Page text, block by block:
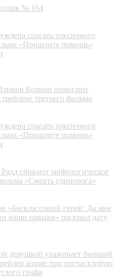
№ 164
спасать токсичного
«Пришлите помощь»
Колман помогают
третьего фильма
спасать токсичного
«Пришлите помощь»
сбивают мифологическое
«Смерть единорога»
«Бесклассовый герой: Да мне
ваши навыки» раскрыл дату
девушкой ухаживает бывший
аниме про несчастливую
графа